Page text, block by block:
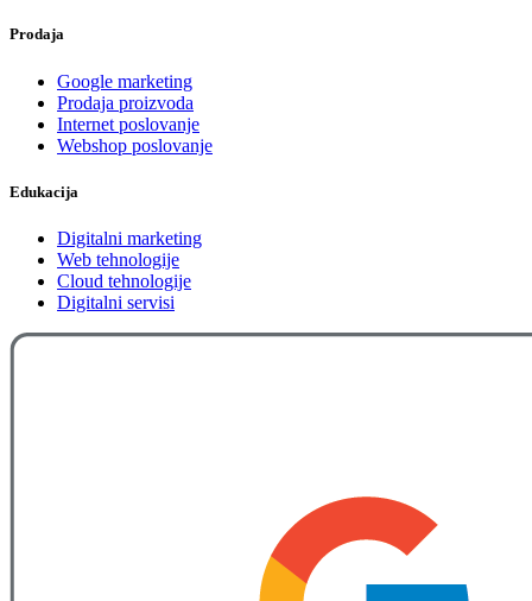
Prodaja
Google marketing
Prodaja proizvoda
Internet poslovanje
Webshop poslovanje
Edukacija
Digitalni marketing
Web tehnologije
Cloud tehnologije
Digitalni servisi